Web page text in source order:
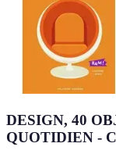
DESIGN, 40
QUOTIDIEN -